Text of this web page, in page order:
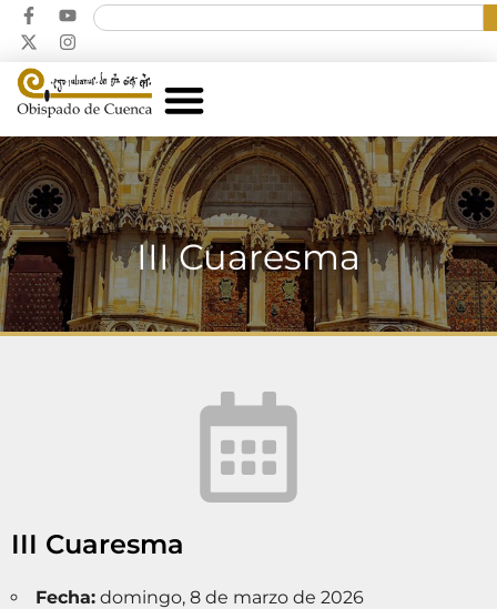
III Cuaresma
III Cuaresma
Fecha: domingo, 8 de marzo de 2026